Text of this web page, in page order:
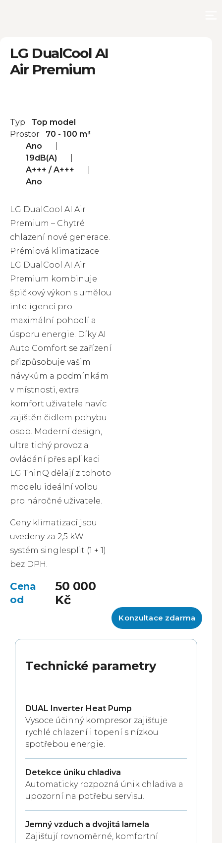
LG DualCool AI
Air Premium
LG DualCool AI Air
Premium – Chytré
chlazení nové generace.
Prémiová klimatizace
LG DualCool AI Air
Premium kombinuje
špičkový výkon s umělou
inteligencí pro
maximální pohodlí a
úsporu energie. Díky AI
Auto Comfort se zařízení
přizpůsobuje vašim
návykům a podmínkám
v místnosti, extra
komfort uživatele navíc
zajištěn čidlem pohybu
osob. Moderní design,
ultra tichý provoz a
ovládání přes aplikaci
LG ThinQ dělají z tohoto
modelu ideální volbu
pro náročné uživatele.
Ceny klimatizací jsou
uvedeny za 2,5 kW
systém singlesplit (1 + 1)
bez DPH.
Top model
70 - 100 m³
Ano
19dB(A)
A+++ / A+++
Ano
50 000
Kč
Konzultace zdarma
Technické parametry
DUAL Inverter Heat Pump
Vysoce účinný kompresor zajišťuje
rychlé chlazení i topení s nízkou
spotřebou energie.
Detekce úniku chladiva
Automaticky rozpozná únik chladiva a
upozorní na potřebu servisu.
Jemný vzduch a dvojitá lamela
Zajišťují rovnoměrné, komfortní